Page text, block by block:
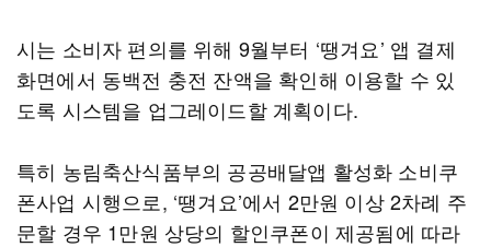
시는 소비자 편의를 위해 9월부터 ‘땡겨요’ 앱 결제
화면에서 동백전 충전 잔액을 확인해 이용할 수 있
도록 시스템을 업그레이드할 계획이다.
특히 농림축산식품부의 공공배달앱 활성화 소비쿠
폰사업 시행으로, ‘땡겨요’에서 2만원 이상 2차례 주
문할 경우 1만원 상당의 할인쿠폰이 제공됨에 따라